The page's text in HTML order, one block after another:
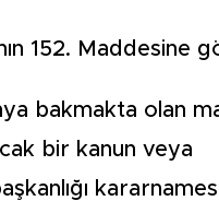
152. Maddesine
bakmakta olan
bir kanun veya